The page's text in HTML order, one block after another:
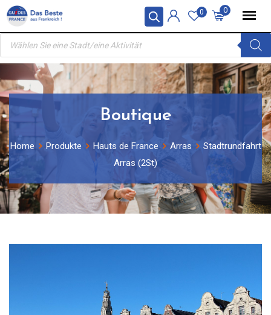
Skip
content
0
0
Products
search
Boutique
Home Produkte Hauts de France Arras
Stadtrundfahrt
Arras (2St)